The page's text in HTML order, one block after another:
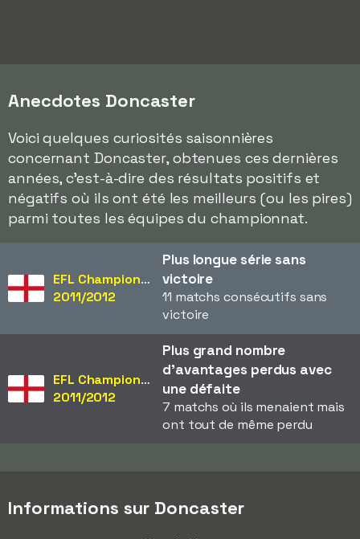
Anecdotes Doncaster
Voici quelques curiosités saisonnières
concernant Doncaster, obtenues ces dernières
années, c'est-à-dire des résultats positifs et
négatifs où ils ont été les meilleurs (ou les pires)
parmi toutes les équipes du championnat.
EFL Championship
2011/2012
Plus longue série sans
victoire
11 matchs consécutifs sans
victoire
EFL Championship
2011/2012
Plus grand nombre
d'avantages perdus avec
une défaite
7 matchs où ils menaient mais
ont tout de même perdu
Informations sur Doncaster